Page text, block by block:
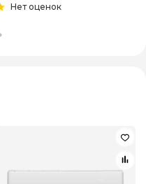
Нет оценок